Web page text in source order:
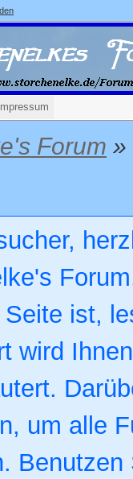
Impressum
Forum »
Seite ist,
wird
um alle
Benutzen